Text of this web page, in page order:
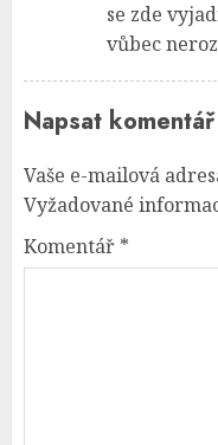
se zde
vůbec
Napsat komentář
Vaše e-mailová
Vyžadované
Komentář *